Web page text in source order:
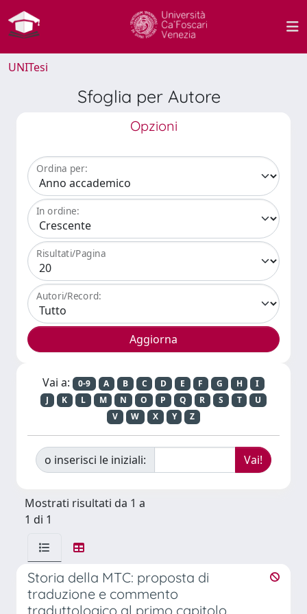
UNITesi
Sfoglia per Autore
Opzioni
Ordina per:
In ordine:
Risultati/Pagina
Autori/Record:
Vai a: 0-9 A B C D E F G H
I
J
K L M N O P Q R S T
U
V
W X Y Z
o inserisci le iniziali:
Mostrati risultati da 1 a
1 di 1
Storia della MTC: proposta di
traduzione e commento
traduttologico al primo capitolo